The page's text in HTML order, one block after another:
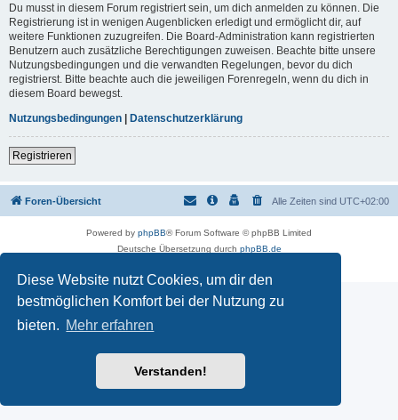
Diese Website nutzt Cookies, um dir den
bestmöglichen Komfort bei der Nutzung zu
bieten. Mehr erfahren
Verstanden!
Du musst in diesem Forum registriert sein, um dich anmelden zu können. Die
Registrierung ist in wenigen Augenblicken erledigt und ermöglicht dir, auf
weitere Funktionen zuzugreifen. Die Board-Administration kann registrierten
Benutzern auch zusätzliche Berechtigungen zuweisen. Beachte bitte unsere
Nutzungsbedingungen und die verwandten Regelungen, bevor du dich
registrierst. Bitte beachte auch die jeweiligen Forenregeln, wenn du dich in
diesem Board bewegst.
Nutzungsbedingungen | Datenschutzerklärung
Registrieren
Foren-Übersicht Alle Zeiten sind UTC+02:00
Powered by phpBB® Forum Software © phpBB Limited
Deutsche Übersetzung durch phpBB.de